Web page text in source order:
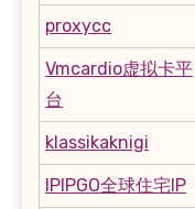
proxycc
Vmcardio虚拟卡平
台
klassikaknigi
IPIPGO全球住宅IP